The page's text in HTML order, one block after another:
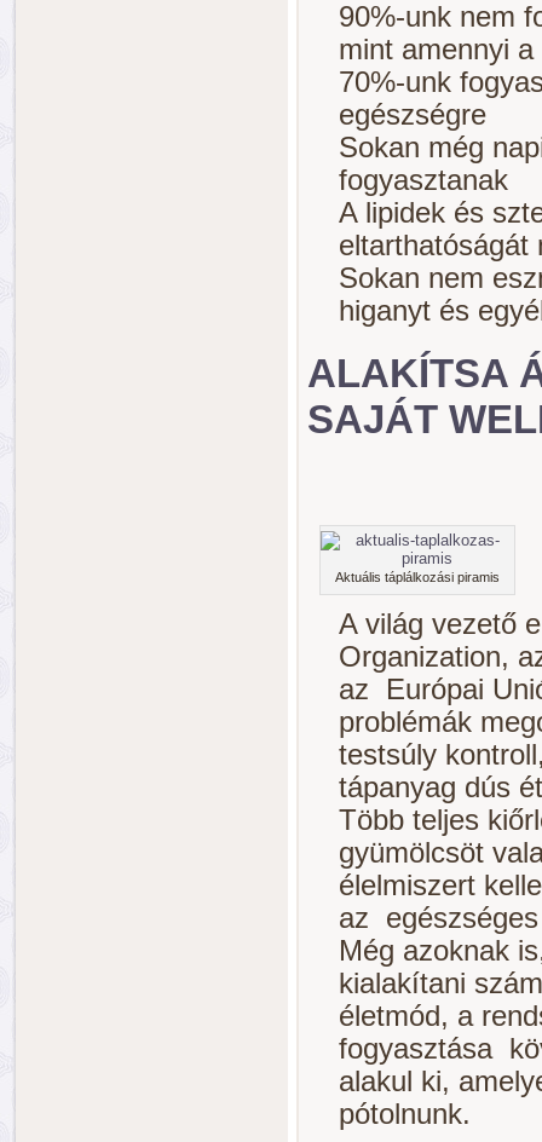
90%-unk nem
mint amennyi
70%-unk
egészségre
Sokan még
fogyasztanak
A lipidek és
eltarthatóságát
Sokan nem
higanyt és
ALAKÍTSA
SAJÁT
Aktuális táplálkozási piramis
A világ vezető
Organization,
az Európai
problémák
testsúly
tápanyag dús
Több teljes
gyümölcsöt
élelmiszert
az
Még azoknak
kialakítani
életmód, a
fogyasztása
alakul ki,
pótolnunk.